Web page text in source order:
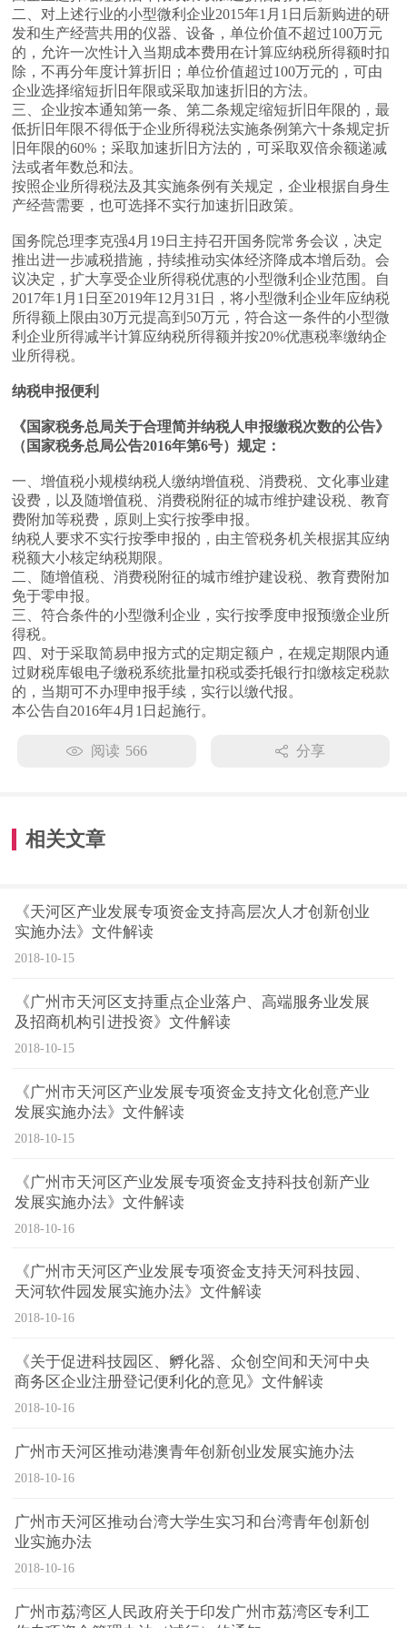
二、对上述行业的小型微利企业2015年1月1日后新购进的研
发和生产经营共用的仪器、设备，单位价值不超过100万元
的，允许一次性计入当期成本费用在计算应纳税所得额时扣
除，不再分年度计算折旧；单位价值超过100万元的，可由
企业选择缩短折旧年限或采取加速折旧的方法。
三、企业按本通知第一条、第二条规定缩短折旧年限的，最
低折旧年限不得低于企业所得税法实施条例第六十条规定折
旧年限的60%；采取加速折旧方法的，可采取双倍余额递减
法或者年数总和法。
按照企业所得税法及其实施条例有关规定，企业根据自身生
产经营需要，也可选择不实行加速折旧政策。
国务院总理李克强4月19日主持召开国务院常务会议，决定
推出进一步减税措施，持续推动实体经济降成本增后劲。会
议决定，扩大享受企业所得税优惠的小型微利企业范围。自
2017年1月1日至2019年12月31日，将小型微利企业年应纳税
所得额上限由30万元提高到50万元，符合这一条件的小型微
利企业所得减半计算应纳税所得额并按20%优惠税率缴纳企
业所得税。
纳税申报便利
《国家税务总局关于合理简并纳税人申报缴税次数的公告》
（国家税务总局公告2016年第6号）规定：
一、增值税小规模纳税人缴纳增值税、消费税、文化事业建
设费，以及随增值税、消费税附征的城市维护建设税、教育
费附加等税费，原则上实行按季申报。
纳税人要求不实行按季申报的，由主管税务机关根据其应纳
税额大小核定纳税期限。
二、随增值税、消费税附征的城市维护建设税、教育费附加
免于零申报。
三、符合条件的小型微利企业，实行按季度申报预缴企业所
得税。
四、对于采取简易申报方式的定期定额户，在规定期限内通
过财税库银电子缴税系统批量扣税或委托银行扣缴核定税款
的，当期可不办理申报手续，实行以缴代报。
本公告自2016年4月1日起施行。
阅读 566 分享
相关文章
《天河区产业发展专项资金支持高层次人才创新创业
实施办法》文件解读
2018-10-15
《广州市天河区支持重点企业落户、高端服务业发展
及招商机构引进投资》文件解读
2018-10-15
《广州市天河区产业发展专项资金支持文化创意产业
发展实施办法》文件解读
2018-10-15
《广州市天河区产业发展专项资金支持科技创新产业
发展实施办法》文件解读
2018-10-16
《广州市天河区产业发展专项资金支持天河科技园、
天河软件园发展实施办法》文件解读
2018-10-16
《关于促进科技园区、孵化器、众创空间和天河中央
商务区企业注册登记便利化的意见》文件解读
2018-10-16
广州市天河区推动港澳青年创新创业发展实施办法
2018-10-16
广州市天河区推动台湾大学生实习和台湾青年创新创
业实施办法
2018-10-16
广州市荔湾区人民政府关于印发广州市荔湾区专利工